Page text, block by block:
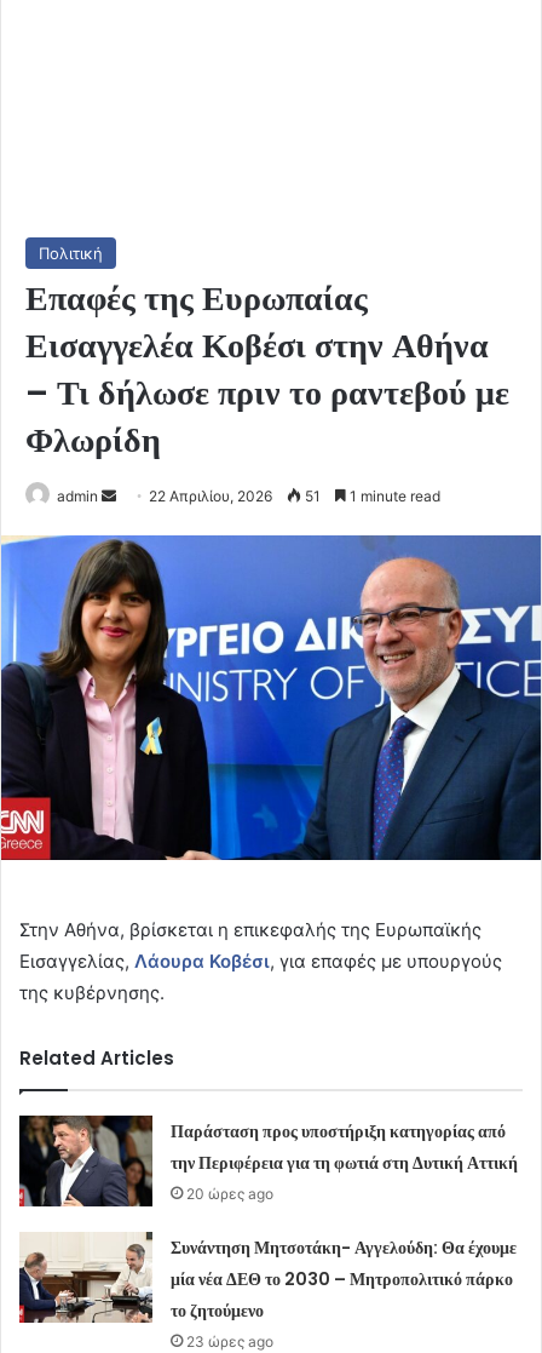
Πολιτική
Επαφές της Ευρωπαίας
Εισαγγελέα Κοβέσι στην Αθήνα
– Τι δήλωσε πριν το ραντεβού με
Φλωρίδη
admin
Send
email
22 Απριλίου, 2026 51 1 minute read
Στην Αθήνα, βρίσκεται η επικεφαλής της Ευρωπαϊκής
Εισαγγελίας, Λάουρα Κοβέσι, για επαφές με υπουργούς
της κυβέρνησης.
Related Articles
Παράσταση προς υποστήριξη κατηγορίας από
την Περιφέρεια για τη φωτιά στη Δυτική Αττική
20 ώρες ago
Συνάντηση Μητσοτάκη- Αγγελούδη: Θα έχουμε
μία νέα ΔΕΘ το 2030 – Μητροπολιτικό πάρκο
το ζητούμενο
23 ώρες ago